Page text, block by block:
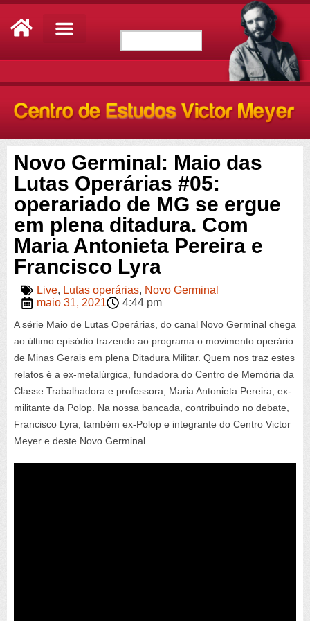
Novo Germinal: Maio das
Lutas Operárias #05:
operariado de MG se ergue
em plena ditadura. Com
Maria Antonieta Pereira e
Francisco Lyra
Live, Lutas operárias, Novo Germinal
maio 31, 2021
4:44 pm
A série Maio de Lutas Operárias, do canal Novo Germinal chega
ao último episódio trazendo ao programa o movimento operário
de Minas Gerais em plena Ditadura Militar. Quem nos traz estes
relatos é a ex-metalúrgica, fundadora do Centro de Memória da
Classe Trabalhadora e professora, Maria Antonieta Pereira, ex-
militante da Polop. Na nossa bancada, contribuindo no debate,
Francisco Lyra, também ex-Polop e integrante do Centro Victor
Meyer e deste Novo Germinal.